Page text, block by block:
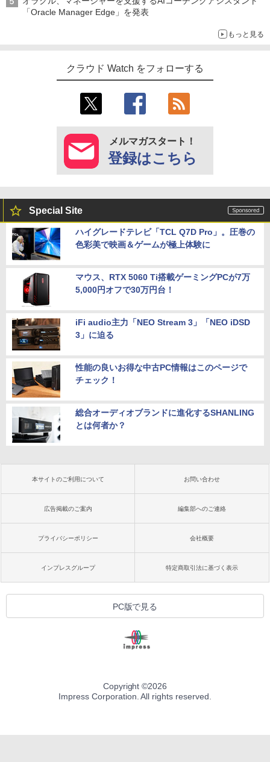
「Oracle Manager Edge」を発表
もっと見る
クラウド Watch をフォローする
メルマガスタート！
登録はこちら
Special Site
ハイグレードテレビ「TCL Q7D Pro」。圧巻の
色彩美で映画＆ゲームが極上体験に
マウス、RTX 5060 Ti搭載ゲーミングPCが7万
5,000円オフで30万円台！
iFi audio主力「NEO Stream 3」「NEO iDSD
3」に迫る
性能の良いお得な中古PC情報はこのページで
チェック！
総合オーディオブランドに進化するSHANLING
とは何者か？
本サイトのご利用について お問い合わせ
広告掲載のご案内 編集部へのご連絡
プライバシーポリシー 会社概要
インプレスグループ 特定商取引法に基づく表示
PC版で見る
Copyright ©2026
Impress Corporation. All rights reserved.